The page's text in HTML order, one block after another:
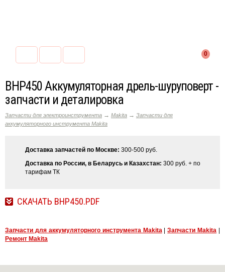
0
BHP450 Аккумуляторная дрель-шуруповерт -
запчасти и деталировка
Запчасти для электроинструмента → Makita → Запчасти для
аккумуляторного инструмента Makita
Доставка запчастей по Москве: 300-500 руб.
Доставка по России, в Беларусь и Казахстан: 300 руб. + по
тарифам ТК
СКАЧАТЬ BHP450.PDF
Запчасти для аккумуляторного инструмента Makita|Запчасти Makita
Ремонт Makita